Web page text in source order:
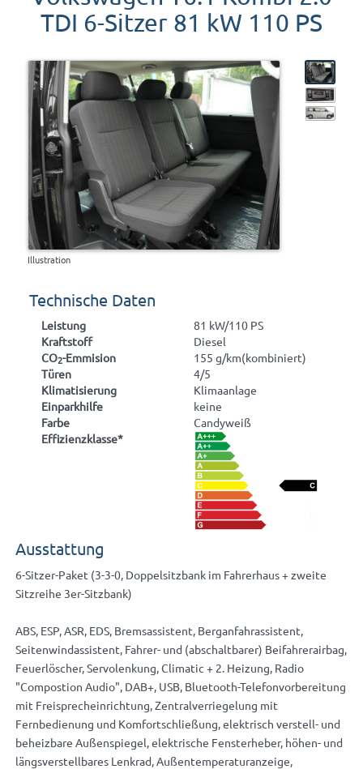
TDI 6-Sitzer 81 kW 110 PS
Illustration
Technische Daten
Leistung
81 kW/110 PS
Kraftstoff
Diesel
CO2-Emmision
155 g/km(kombiniert)
Türen
4/5
Klimatisierung
Klimaanlage
Einparkhilfe
keine
Farbe
Candyweiß
Effizienzklasse*
Ausstattung
6-Sitzer-Paket (3-3-0, Doppelsitzbank im Fahrerhaus + zweite
Sitzreihe 3er-Sitzbank)
ABS, ESP, ASR, EDS, Bremsassistent, Berganfahrassistent,
Seitenwindassistent, Fahrer- und (abschaltbarer) Beifahrerairbag,
Feuerlöscher, Servolenkung, Climatic + 2. Heizung, Radio
"Compostion Audio", DAB+, USB, Bluetooth-Telefonvorbereitung
mit Freisprecheinrichtung, Zentralverriegelung mit
Fernbedienung und Komfortschließung, elektrisch verstell- und
beheizbare Außenspiegel, elektrische Fensterheber, höhen- und
längsverstellbares Lenkrad, Außentemperaturanzeige,